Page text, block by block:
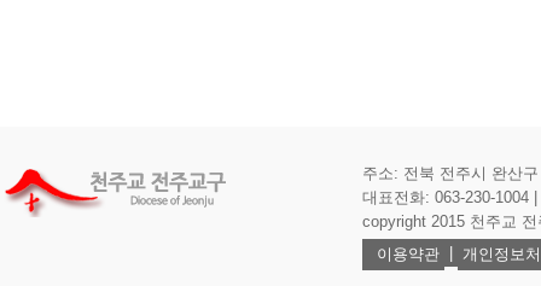
주소: 전북 전주시 완산
대표전화: 063-230-1004
copyright 2015 천주교
이용약관
개인정보